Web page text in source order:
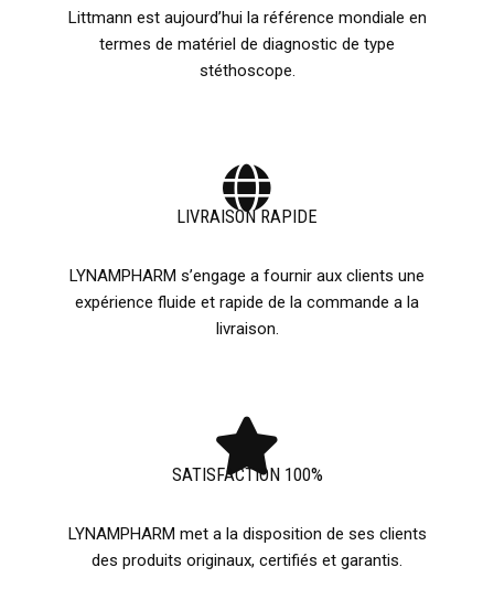
Littmann est aujourd’hui la référence mondiale en
termes de matériel de diagnostic de type
stéthoscope.
LIVRAISON RAPIDE
LYNAMPHARM s’engage a fournir aux clients une
expérience fluide et rapide de la commande a la
livraison.
SATISFACTION 100%
LYNAMPHARM met a la disposition de ses clients
des produits originaux, certifiés et garantis.